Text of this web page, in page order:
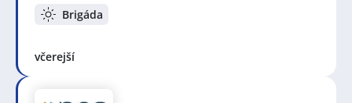
Brigáda
včerejší